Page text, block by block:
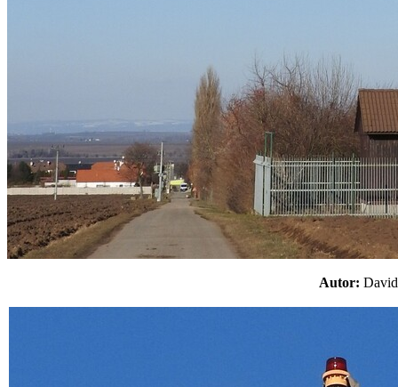
Autor: